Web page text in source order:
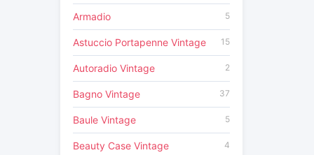
Armadio 5
Astuccio Portapenne Vintage 15
Autoradio Vintage 2
Bagno Vintage 37
Baule Vintage 5
Beauty Case Vintage 4